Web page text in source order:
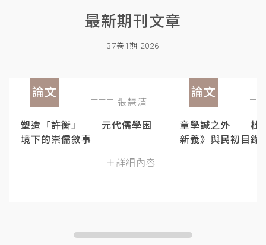
最新期刊文章
37卷1期 2026
論文
張慧清
塑造「許衡」──元代儒學困
境下的崇儒敘事
＋詳細內容
論文
章學誠之外──杜
新義》與民初目錄